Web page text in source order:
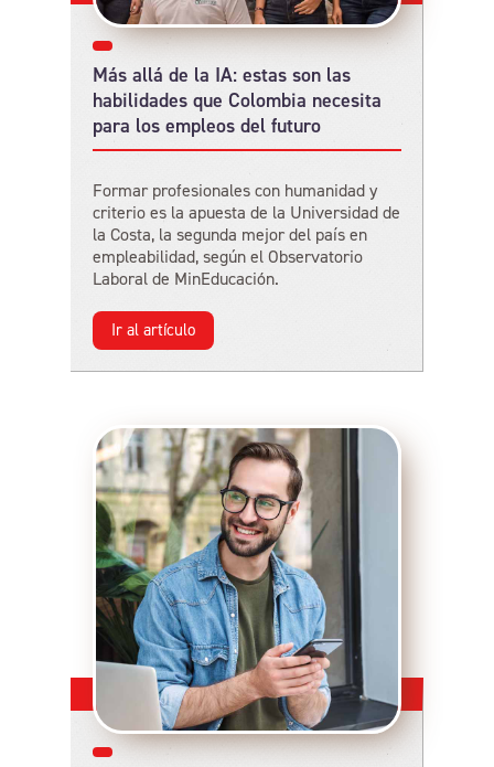
Más allá de la IA: estas son las
habilidades que Colombia necesita
para los empleos del futuro
Formar profesionales con humanidad y
criterio es la apuesta de la Universidad de
la Costa, la segunda mejor del país en
empleabilidad, según el Observatorio
Laboral de MinEducación.
Ir al artículo